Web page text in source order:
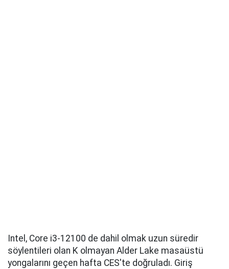
Intel, Core i3-12100 de dahil olmak uzun süredir
söylentileri olan K olmayan Alder Lake masaüstü
yongalarını geçen hafta CES'te doğruladı. Giriş